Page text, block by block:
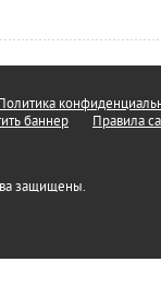
баннер Правила
защищены.